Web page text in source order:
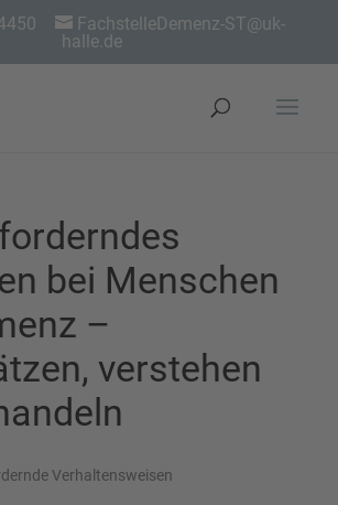
FachstelleDemenz-ST@uk-
halle.de
bei Menschen
–
verstehen
Verhaltensweisen